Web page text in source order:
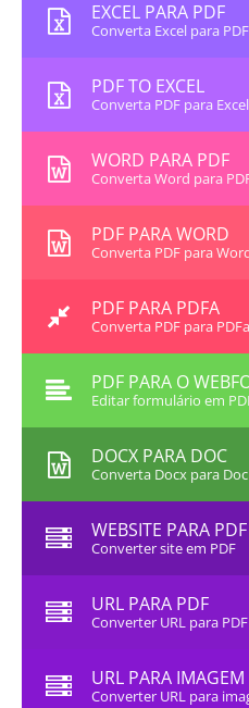
EXCEL PARA PDF
Converta Excel para PDF
PDF TO EXCEL
Converta PDF para Excel
WORD PARA PDF
Converta Word para
PDF PARA WORD
Converta PDF para
PDF PARA PDFA
Converta PDF para PDFa
PDF PARA O
Editar formulário em
DOCX PARA DOC
Converta Docx para Doc
WEBSITE PARA PDF
Converter site em PDF
URL PARA PDF
Converter URL para PDF
URL PARA IMAGEM
Converter URL para